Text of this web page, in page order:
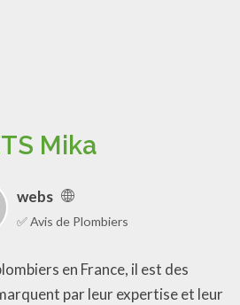
Mika
webs
✅ Avis de Plombiers
en France, il est des
par leur expertise et leur